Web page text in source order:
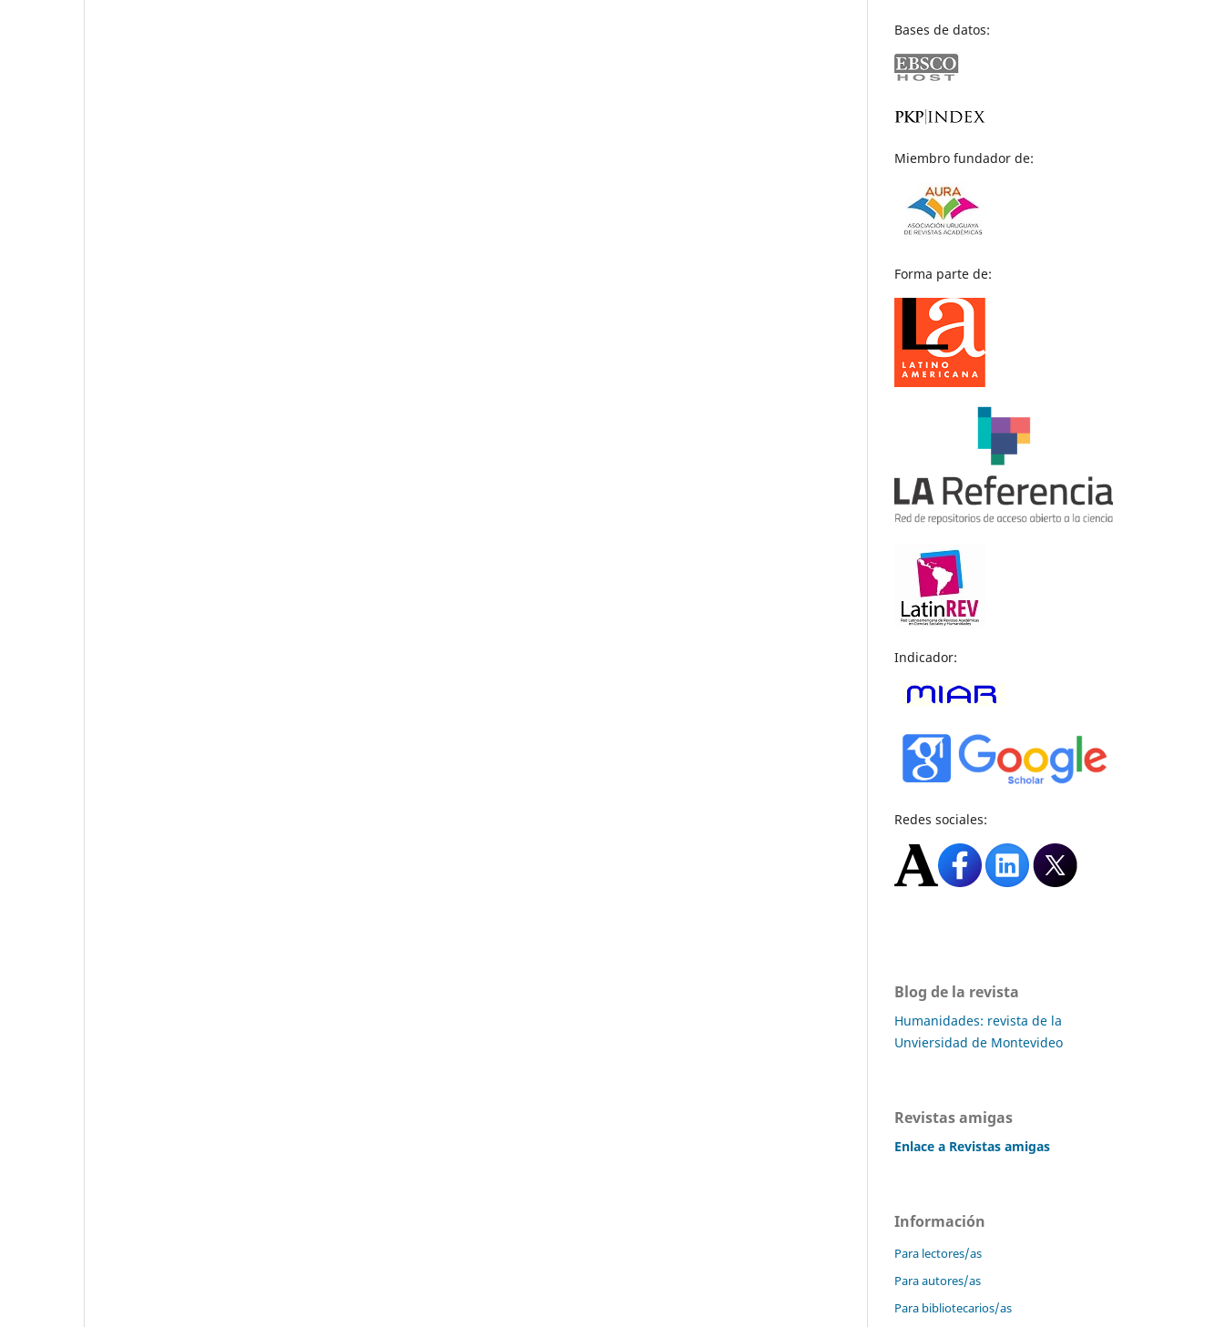
Bases de datos:
Miembro fundador de:
Forma parte de:
Indicador:
Redes sociales:
Blog de la revista
Humanidades: revista de la
Unviersidad de Montevideo
Revistas amigas
Enlace a Revistas amigas
Información
Para lectores/as
Para autores/as
Para bibliotecarios/as